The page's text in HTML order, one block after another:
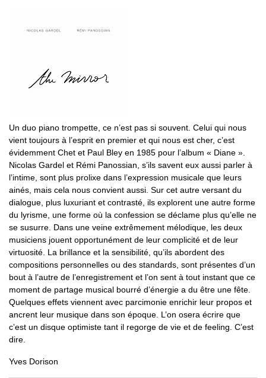
Un duo piano trompette, ce n’est pas si souvent. Celui qui nous
vient toujours à l’esprit en premier et qui nous est cher, c’est
évidemment Chet et Paul Bley en 1985 pour l’album « Diane ».
Nicolas Gardel et Rémi Panossian, s’ils savent eux aussi parler à
l’intime, sont plus prolixe dans l’expression musicale que leurs
ainés, mais cela nous convient aussi. Sur cet autre versant du
dialogue, plus luxuriant et contrasté, ils explorent une autre forme
du lyrisme, une forme où la confession se déclame plus qu’elle ne
se susurre. Dans une veine extrêmement mélodique, les deux
musiciens jouent opportunément de leur complicité et de leur
virtuosité. La brillance et la sensibilité, qu’ils abordent des
compositions personnelles ou des standards, sont présentes d’un
bout à l’autre de l’enregistrement et l’on sent à tout instant que ce
moment de partage musical bourré d’énergie a du être une fête.
Quelques effets viennent avec parcimonie enrichir leur propos et
ancrent leur musique dans son époque. L’on osera écrire que
c’est un disque optimiste tant il regorge de vie et de feeling. C’est
dire.
Yves Dorison